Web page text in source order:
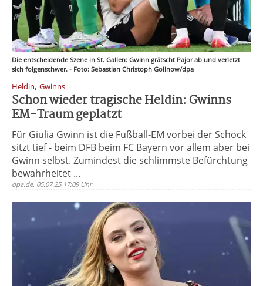
Die entscheidende Szene in St. Gallen: Gwinn grätscht Pajor ab und verletzt
sich folgenschwer. - Foto: Sebastian Christoph Gollnow/dpa
Heldin, Gwinns
Schon wieder tragische Heldin: Gwinns
EM-Traum geplatzt
Für Giulia Gwinn ist die Fußball-EM vorbei der Schock
sitzt tief - beim DFB beim FC Bayern vor allem aber bei
Gwinn selbst. Zumindest die schlimmste Befürchtung
bewahrheitet ...
dpa.de, 05.07.25 17:09 Uhr